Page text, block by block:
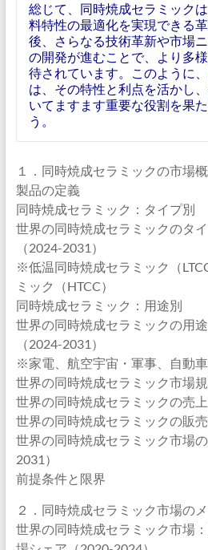
総じて、同時焼成セラミック
料特性の最適化を実現できる
後、さらなる技術革新や市場
の開発が進むことで、より多
待されています。このように
は、その特性と利点を活かし
いてますます重要な役割を果
う。
１．同時焼成セラミックの市場
製品の定義
同時焼成セラミック：タイプ別
世界の同時焼成セラミックのタ
（2024-2031）
※低温同時焼成セラミック（
ミック（HTCC）
同時焼成セラミック：用途別
世界の同時焼成セラミックの用
（2024-2031）
※家電、航空宇宙・軍事、自動
世界の同時焼成セラミック市場
世界の同時焼成セラミックの売
世界の同時焼成セラミックの販
世界の同時焼成セラミック市場
2031）
前提条件と限界
２．同時焼成セラミック市場の
世界の同時焼成セラミック市場